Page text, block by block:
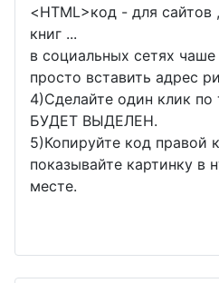
<HTML>код - для сайтов
книг ...
в социальных сетях чаше
просто вставить адрес
4)Сделайте один клик
БУДЕТ ВЫДЕЛЕН.
5)Копируйте код правой
показывайте картинку в
месте.